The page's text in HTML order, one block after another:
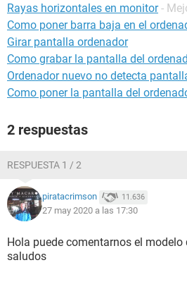
Rayas horizontales en monitor -
Como poner barra baja en el
Girar pantalla ordenador
Como grabar la pantalla del
Ordenador nuevo no detecta
Como poner la pantalla del
2 respuestas
RESPUESTA 1 / 2
piratacrimson 11.636
27 may 2020 a las 17:30
Hola puede comentarnos el modelo
saludos